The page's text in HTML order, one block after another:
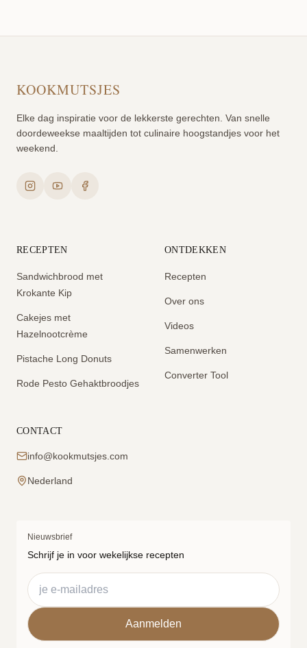
KOOKMUTSJES
Elke dag inspiratie voor de lekkerste gerechten. Van snelle
doordeweekse maaltijden tot culinaire hoogstandjes voor het
weekend.
RECEPTEN
Sandwichbrood met
Krokante Kip
Cakejes met
Hazelnootcrème
Pistache Long Donuts
Rode Pesto Gehaktbroodjes
ONTDEKKEN
Recepten
Over ons
Videos
Samenwerken
Converter Tool
CONTACT
info@kookmutsjes.com
Nederland
Nieuwsbrief
Schrijf je in voor wekelijkse recepten